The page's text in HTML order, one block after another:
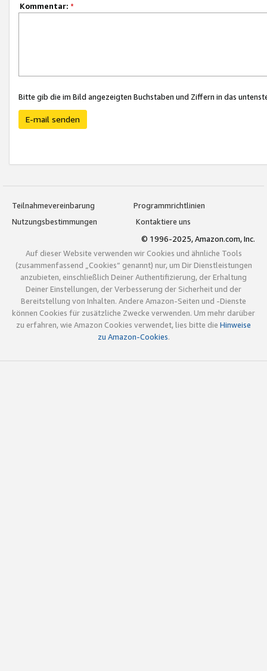
Kommentar: *
Bitte gib die im Bild angezeigten Buchstaben und Ziffern in das
E-mail senden
Teilnahmevereinbarung
Programmrichtlinien
Nutzungsbestimmungen
Kontaktiere uns
© 1996-2025, Amazon.com, Inc.
Auf dieser Website verwenden wir Cookies und ähnliche Tools
(zusammenfassend „Cookies“ genannt) nur, um Dir Dienstleistungen
anzubieten, einschließlich Deiner Authentifizierung, der Erhaltung
Deiner Einstellungen, der Verbesserung der Sicherheit und der
Bereitstellung von Inhalten. Andere Amazon-Seiten und -Dienste
können Cookies für zusätzliche Zwecke verwenden. Um mehr darüber
zu erfahren, wie Amazon Cookies verwendet, lies bitte die Hinweise
zu Amazon-Cookies.